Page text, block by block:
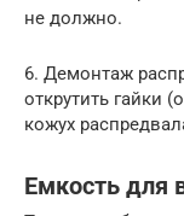
не должно.
6. Демонтаж
открутить гайки
кожух
Емкость для